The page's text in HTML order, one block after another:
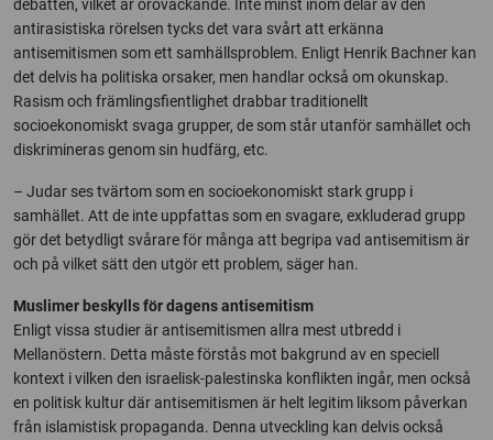
debatten, vilket är oroväckande. Inte minst inom delar av den
antirasistiska rörelsen tycks det vara svårt att erkänna
antisemitismen som ett samhällsproblem. Enligt Henrik Bachner kan
det delvis ha politiska orsaker, men handlar också om okunskap.
Rasism och främlingsfientlighet drabbar traditionellt
socioekonomiskt svaga grupper, de som står utanför samhället och
diskrimineras genom sin hudfärg, etc.
– Judar ses tvärtom som en socioekonomiskt stark grupp i
samhället. Att de inte uppfattas som en svagare, exkluderad grupp
gör det betydligt svårare för många att begripa vad antisemitism är
och på vilket sätt den utgör ett problem, säger han.
Muslimer beskylls för dagens antisemitism
Enligt vissa studier är antisemitismen allra mest utbredd i
Mellanöstern. Detta måste förstås mot bakgrund av en speciell
kontext i vilken den israelisk-palestinska konflikten ingår, men också
en politisk kultur där antisemitismen är helt legitim liksom påverkan
från islamistisk propaganda. Denna utveckling kan delvis också